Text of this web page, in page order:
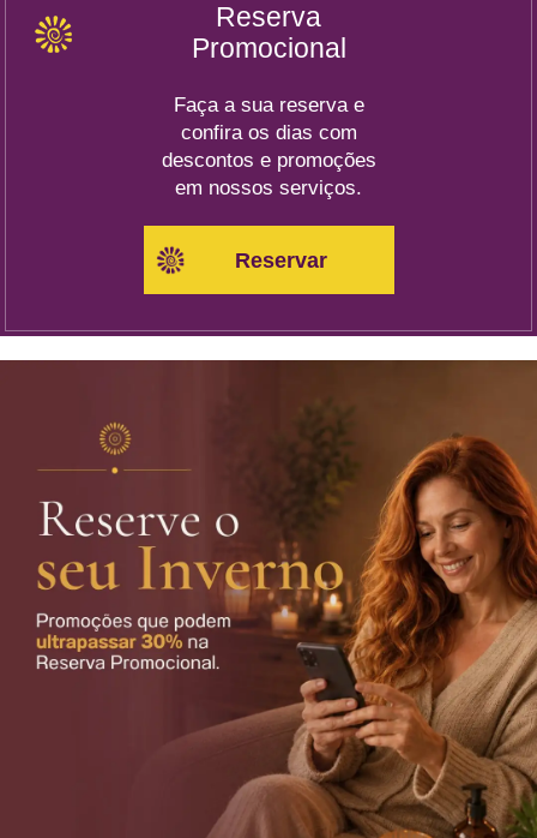
Reserva
Promocional
Faça a sua reserva e
confira os dias com
descontos e promoções
em nossos serviços.
Reservar